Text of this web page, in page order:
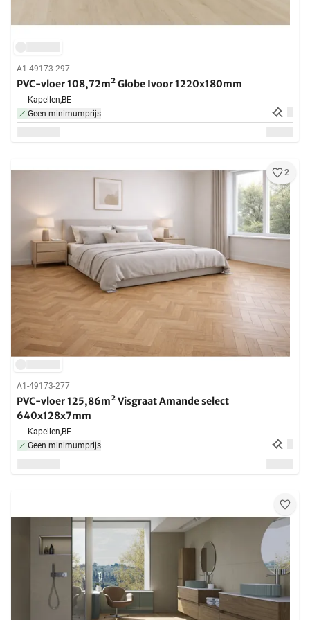
A1-49173-297
PVC-vloer 108,72m² Globe Ivoor 1220x180mm
Kapellen,BE
Geen minimumprijs
2
A1-49173-277
PVC-vloer 125,86m² Visgraat Amande select
640x128x7mm
Kapellen,BE
Geen minimumprijs